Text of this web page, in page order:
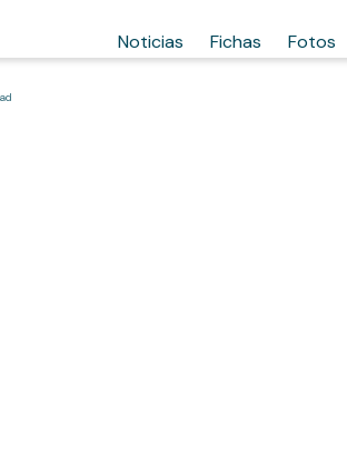
Noticias Fichas Fotos